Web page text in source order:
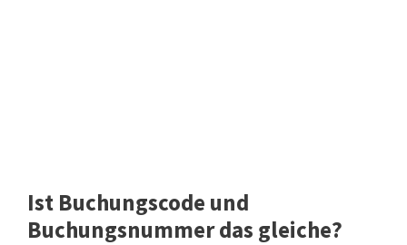
Ist Buchungscode und
Buchungsnummer das gleiche?